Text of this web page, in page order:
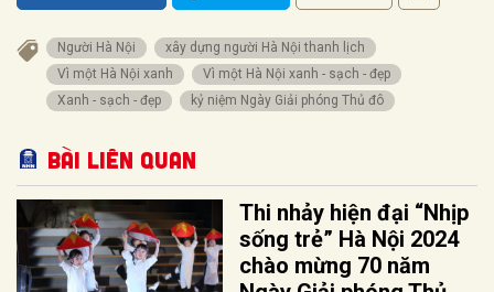
Người Hà Nội
xây dựng người Hà Nội thanh lịch
Vì một Hà Nội xanh
Vì một Hà Nội xanh - sạch - đẹp
Xanh - sạch - đẹp
kỷ niệm Ngày Giải phóng Thủ đô
Bài liên quan
Thi nhảy hiện đại “Nhịp
sống trẻ” Hà Nội 2024
chào mừng 70 năm